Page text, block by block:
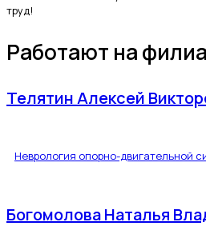
труд!
Работают на
Телятин Алексей
Неврология опорно-двигательной
Богомолова Наталья